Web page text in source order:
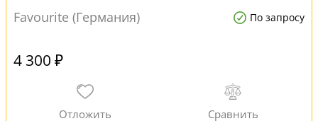
Favourite (Германия)
По запросу
4 300 ₽